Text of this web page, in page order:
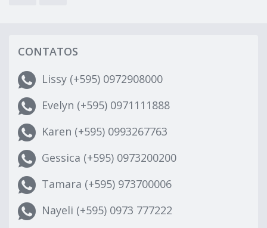
CONTATOS
Lissy (+595) 0972908000
Evelyn (+595) 0971111888
Karen (+595) 0993267763
Gessica (+595) 0973200200
Tamara (+595) 973700006
Nayeli (+595) 0973 777222